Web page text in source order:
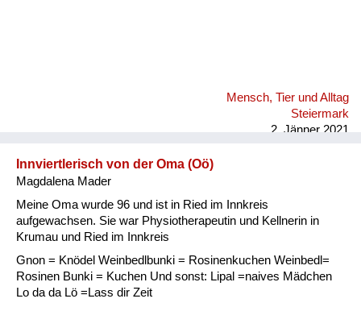
Mensch, Tier und Alltag
Steiermark
2. Jänner 2021
Innviertlerisch von der Oma (Oö)
Magdalena Mader
Meine Oma wurde 96 und ist in Ried im Innkreis
aufgewachsen. Sie war Physiotherapeutin und Kellnerin in
Krumau und Ried im Innkreis
Gnon = Knödel Weinbedlbunki = Rosinenkuchen Weinbedl=
Rosinen Bunki = Kuchen Und sonst: Lipal =naives Mädchen
Lo da da Lö =Lass dir Zeit